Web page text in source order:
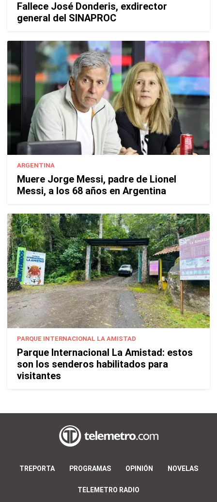
Fallece José Donderis, exdirector
general del SINAPROC
ARGENTINA
Muere Jorge Messi, padre de Lionel
Messi, a los 68 años en Argentina
PARQUE INTERNACIONAL LA AMISTAD
Parque Internacional La Amistad: estos
son los senderos habilitados para
visitantes
TREPORTA PROGRAMAS OPINIÓN NOVELAS
TELEMETRO RADIO